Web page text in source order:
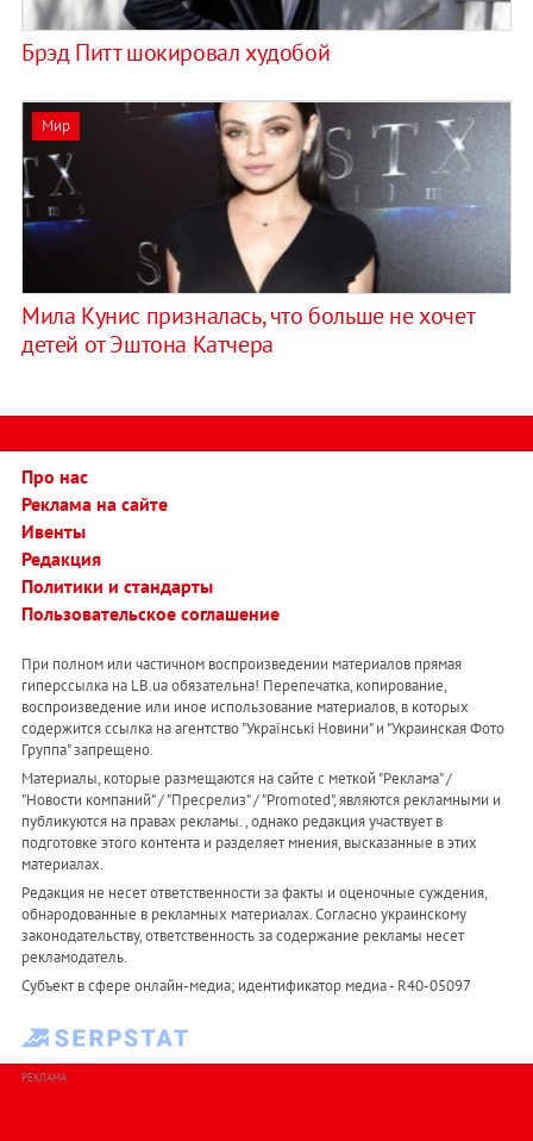
Брэд Питт шокировал худобой
Мир
Мила Кунис призналась, что больше не хочет
детей от Эштона Катчера
Про нас
Реклама на сайте
Ивенты
Редакция
Политики и стандарты
Пользовательское соглашение
При полном или частичном воспроизведении материалов прямая
гиперссылка на LB.ua обязательна! Перепечатка, копирование,
воспроизведение или иное использование материалов, в которых
содержится ссылка на агентство "Українськi Новини" и "Украинская Фото
Группа" запрещено.
Материалы, которые размещаются на сайте с меткой "Реклама" /
"Новости компаний" / "Пресрелиз" / "Promoted", являются рекламными и
публикуются на правах рекламы. , однако редакция участвует в
подготовке этого контента и разделяет мнения, высказанные в этих
материалах.
Редакция не несет ответственности за факты и оценочные суждения,
обнародованные в рекламных материалах. Согласно украинскому
законодательству, ответственность за содержание рекламы несет
рекламодатель.
Субъект в сфере онлайн-медиа; идентификатор медиа - R40-05097
РЕКЛАМА